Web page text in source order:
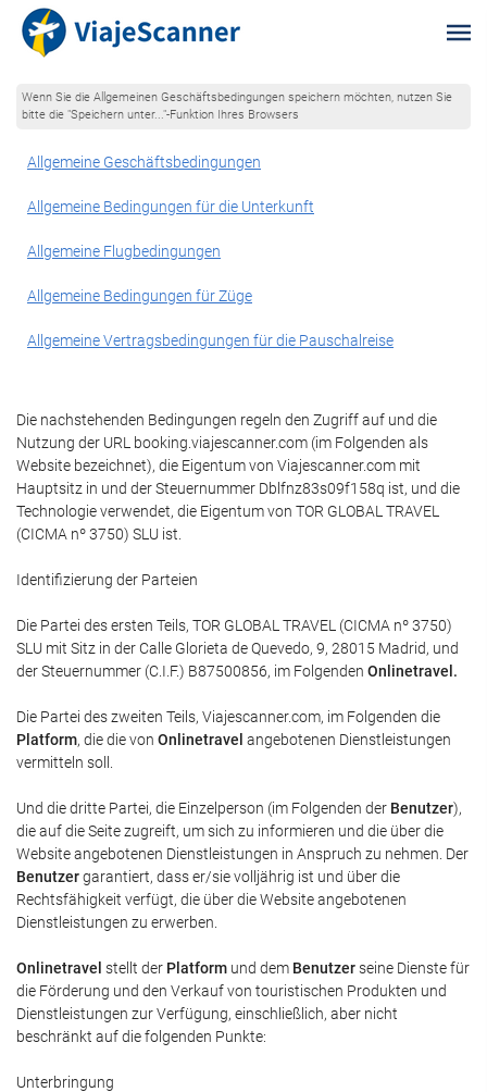
Wenn Sie die Allgemeinen Geschäftsbedingungen speichern möchten, nutzen Sie
bitte die "Speichern unter..."-Funktion Ihres Browsers
Allgemeine Geschäftsbedingungen
Allgemeine Bedingungen für die Unterkunft
Allgemeine Flugbedingungen
Allgemeine Bedingungen für Züge
Allgemeine Vertragsbedingungen für die Pauschalreise
Die nachstehenden Bedingungen regeln den Zugriff auf und die
Nutzung der URL booking.viajescanner.com (im Folgenden als
Website bezeichnet), die Eigentum von Viajescanner.com mit
Hauptsitz in und der Steuernummer Dblfnz83s09f158q ist, und die
Technologie verwendet, die Eigentum von TOR GLOBAL TRAVEL
(CICMA nº 3750) SLU ist.
Identifizierung der Parteien
Die Partei des ersten Teils, TOR GLOBAL TRAVEL (CICMA nº 3750)
SLU mit Sitz in der Calle Glorieta de Quevedo, 9, 28015 Madrid, und
der Steuernummer (C.I.F.) B87500856, im Folgenden Onlinetravel .
Die Partei des zweiten Teils, Viajescanner.com, im Folgenden die
Platform, die die von Onlinetravel angebotenen Dienstleistungen
vermitteln soll.
Und die dritte Partei, die Einzelperson (im Folgenden der Benutzer),
die auf die Seite zugreift, um sich zu informieren und die über die
Website angebotenen Dienstleistungen in Anspruch zu nehmen. Der
Benutzergarantiert, dass er/sie volljährig ist und über die
Rechtsfähigkeit verfügt, die über die Website angebotenen
Dienstleistungen zu erwerben.
Onlinetravel stellt der Platform und dem Benutzerseine Dienste für
die Förderung und den Verkauf von touristischen Produkten und
Dienstleistungen zur Verfügung, einschließlich, aber nicht
beschränkt auf die folgenden Punkte:
Unterbringung